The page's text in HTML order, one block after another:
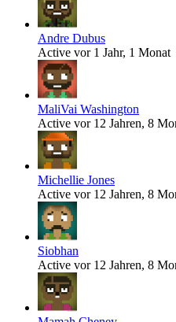
Andre Dubus
Active vor 1 Jahr, 1 Monat
MaliVai Washington
Active vor 12 Jahren, 8
Michellie Jones
Active vor 12 Jahren, 8
Siobhan
Active vor 12 Jahren, 8